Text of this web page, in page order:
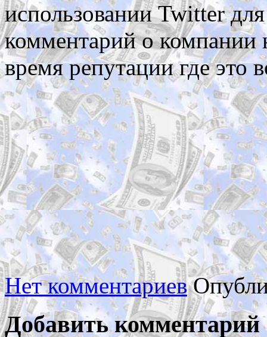
использовании Twitter
комментарий о компании
время репутации где это
Нет комментариев
Добавить комментарий